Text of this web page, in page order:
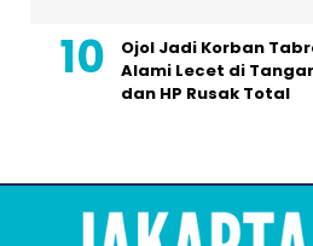
Ojol Jadi Korban
Alami Lecet di
dan HP Rusak Total